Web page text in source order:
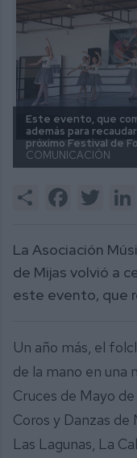
Este evento, que
además para
próximo Festival de
COMUNICACIÓN
Share FacebookTwitter
La Asociación
de Mijas volvió a
este evento, que
Un año más, el
de la mano en una
Cruces de Mayo
Coros y Danzas de
Las Lagunas, La